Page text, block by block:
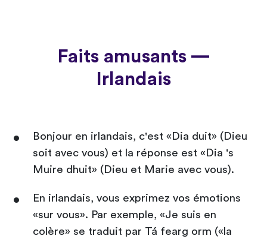
Faits amusants —
Irlandais
Bonjour en irlandais, c'est «Dia duit» (Dieu
soit avec vous) et la réponse est «Dia 's
Muire dhuit» (Dieu et Marie avec vous).
En irlandais, vous exprimez vos émotions
«sur vous». Par exemple, «Je suis en
colère» se traduit par Tá fearg orm («la